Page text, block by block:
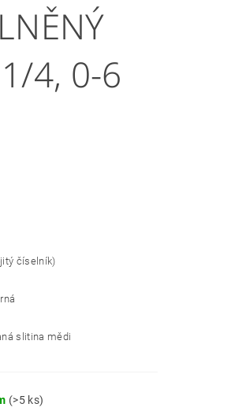
4, 0-6
číselník)
slitina mědi
(>5 ks)